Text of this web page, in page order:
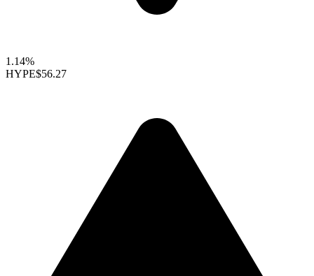
1.14%
HYPE$56.27